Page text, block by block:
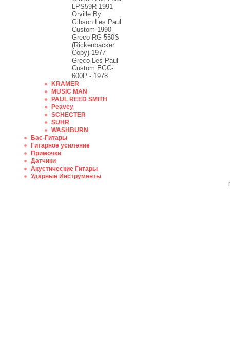
LPS59R 1991
Orville By
Gibson Les Paul
Custom-1990
Greco RG 550S
(Rickenbacker
Copy)-1977
Greco Les Paul
Custom EGC-
600P - 1978
KRAMER
MUSIC MAN
PAUL REED SMITH
Peavey
SCHECTER
SUHR
WASHBURN
Бас-Гитары
Гитарное усиление
Примочки
Датчики
Акустические Гитары
Ударные Инструменты